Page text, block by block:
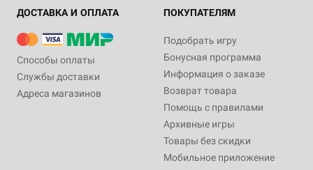
ДОСТАВКА И ОПЛАТА
Способы оплаты
Службы доставки
Адреса магазинов
ПОКУПАТЕЛЯМ
Подобрать игру
Бонусная программа
Информация о заказе
Возврат товара
Помощь с правилами
Архивные игры
Товары без скидки
Мобильное приложение